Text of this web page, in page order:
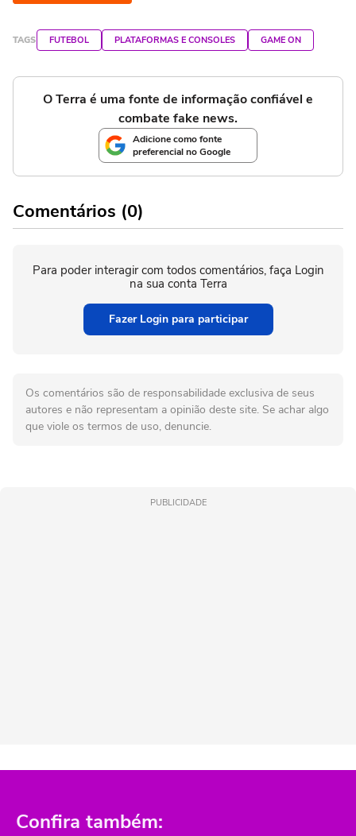
TAGS FUTEBOL PLATAFORMAS E CONSOLES GAME ON
O Terra é uma fonte de informação confiável e
combate fake news.
Adicione como fonte
preferencial no Google
Comentários (0)
Para poder interagir com todos comentários, faça Login
na sua conta Terra
Fazer Login para participar
Os comentários são de responsabilidade exclusiva de seus
autores e não representam a opinião deste site. Se achar algo
que viole os termos de uso, denuncie.
PUBLICIDADE
Confira também: